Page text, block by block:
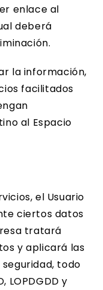
enlace al
deberá
la información,
facilitados
al Espacio
el Usuario
ciertos datos
tratará
y aplicará las
todo
LOPDGDD y